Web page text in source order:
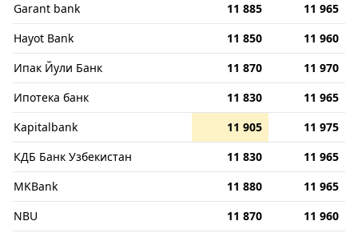
Garant bank
11 885
11 965
Hayot Bank
11 850
11 960
Ипак Йули Банк
11 870
11 970
Ипотека банк
11 830
11 965
Kapitalbank
11 905
11 975
КДБ Банк Узбекистан
11 830
11 965
MKBank
11 880
11 965
NBU
11 870
11 960